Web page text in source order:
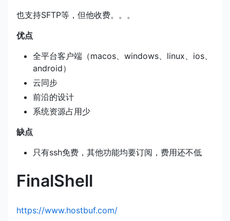
也支持SFTP等，但他收费。。。
优点
全平台客户端（macos、windows、linux、ios、
android）
云同步
前沿的设计
系统资源占用少
缺点
只有ssh免费，其他功能均要订阅，费用还不低
FinalShell
https://www.hostbuf.com/